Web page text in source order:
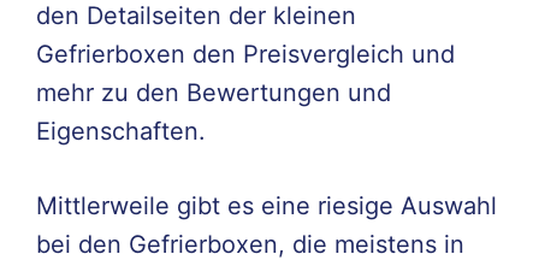
den Detailseiten der kleinen
Gefrierboxen den Preisvergleich und
mehr zu den Bewertungen und
Eigenschaften.
Mittlerweile gibt es eine riesige Auswahl
bei den Gefrierboxen, die meistens in